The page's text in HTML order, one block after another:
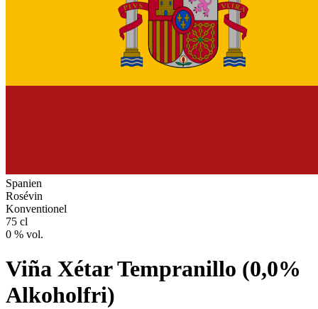
Spanien
Rosévin
Konventionel
75 cl
0 % vol.
Viña Xétar Tempranillo (0,0%
Alkoholfri)